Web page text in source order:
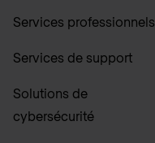
Services professionnels
Services de support
Solutions de
cybersécurité